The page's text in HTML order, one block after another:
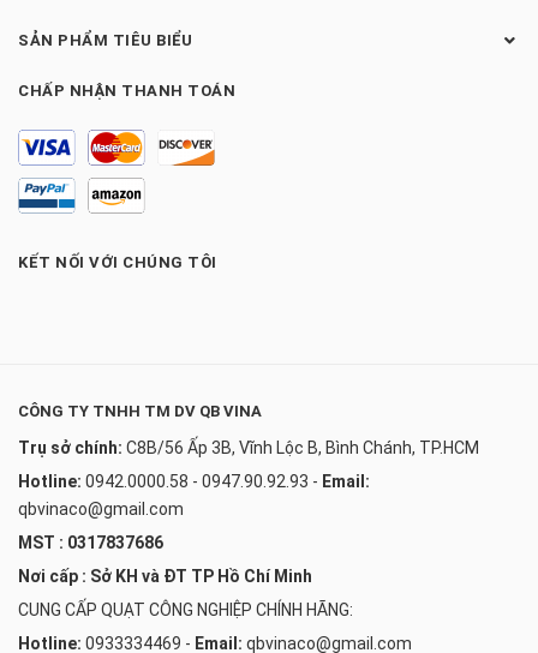
SẢN PHẨM TIÊU BIỂU
CHẤP NHẬN THANH TOÁN
KẾT NỐI VỚI CHÚNG TÔI
CÔNG TY TNHH TM DV QB VINA
Trụ sở chính: C8B/56 Ấp 3B, Vĩnh Lộc B, Bình Chánh, TP.HCM
Hotline: 0942.0000.58 - 0947.90.92.93 - Email:
qbvinaco@gmail.com
MST : 0317837686
Nơi cấp : Sở KH và ĐT TP Hồ Chí Minh
CUNG CẤP QUẠT CÔNG NGHIỆP CHÍNH HÃNG:
Hotline: 0933334469 - Email: qbvinaco@gmail.com